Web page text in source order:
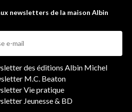
newsletters de la maison Albin
des éditions Albin Michel
M.C. Beaton
Vie pratique
Jeunesse & BD